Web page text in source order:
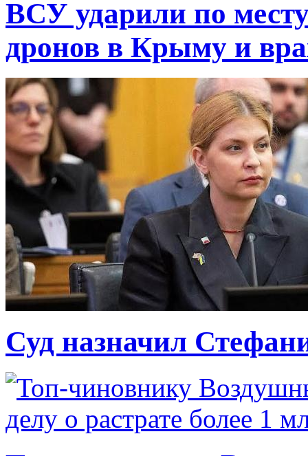
ВСУ ударили по
дронов в Крыму и
Суд назначил